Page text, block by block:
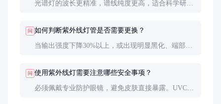
光谱灯的波长更精准，谱线纯度更高，适合科学研究
问 如何判断紫外线灯管是否需要更换？
当输出强度下降30%以上，或出现明显黑化、端部发
问 使用紫外线灯需要注意哪些安全事项？
必须佩戴专业防护眼镜，避免皮肤直接暴露。UVC波